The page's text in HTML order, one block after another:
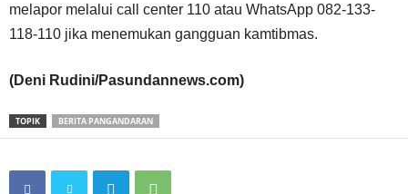
melapor melalui call center 110 atau WhatsApp 082-133-
118-110 jika menemukan gangguan kamtibmas.
(Deni Rudini/Pasundannews.com)
TOPIK BERITA PANGANDARAN